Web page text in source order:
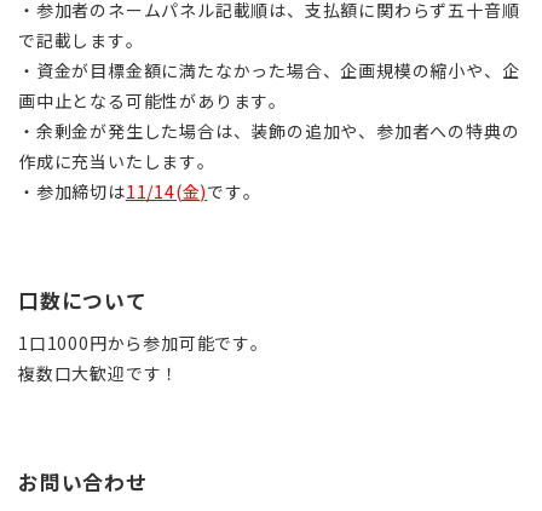
・参加者のネームパネル記載順は、支払額に関わらず五十音順
で記載します。
・資金が目標金額に満たなかった場合、企画規模の縮小や、企
画中止となる可能性があります。
・余剰金が発生した場合は、装飾の追加や、参加者への特典の
作成に充当いたします。
・参加締切は11/14(金)です。
口数について
1口1000円から参加可能です。
複数口大歓迎です！
お問い合わせ